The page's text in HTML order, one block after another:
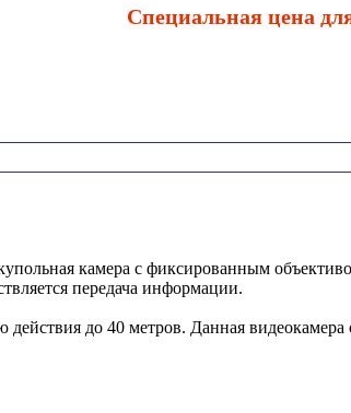
Специальная цена
камера с фиксированным
передача информации.
действия до 40 метров. Данная